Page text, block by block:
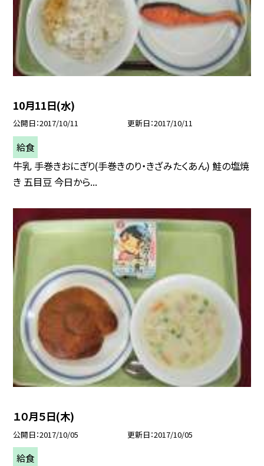
10月11日(水)
公開日 2017/10/11 更新日 2017/10/11
給食
牛乳 手巻きおにぎり(手巻きのり・きざみたくあん) 鮭の塩焼
き 五目豆 今日から...
１０月５日(木)
公開日 2017/10/05 更新日 2017/10/05
給食